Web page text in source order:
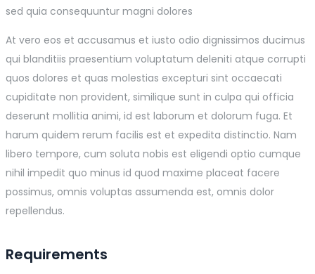
sed quia consequuntur magni dolores
At vero eos et accusamus et iusto odio dignissimos ducimus
qui blanditiis praesentium voluptatum deleniti atque corrupti
quos dolores et quas molestias excepturi sint occaecati
cupiditate non provident, similique sunt in culpa qui officia
deserunt mollitia animi, id est laborum et dolorum fuga. Et
harum quidem rerum facilis est et expedita distinctio. Nam
libero tempore, cum soluta nobis est eligendi optio cumque
nihil impedit quo minus id quod maxime placeat facere
possimus, omnis voluptas assumenda est, omnis dolor
repellendus.
Requirements